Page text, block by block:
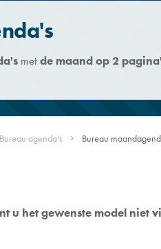
metde maand op 2
Bureau agenda's Bureau
u het gewenste model niet